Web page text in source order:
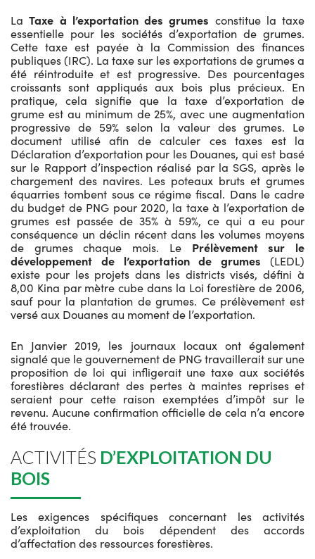
LaTaxe à l’exportation des grumes constitue la taxe
essentielle pour les sociétés d’exportation de grumes.
Cette taxe est payée à la Commission des finances
publiques (IRC). La taxe sur les exportations de grumes a
été réintroduite et est progressive. Des pourcentages
croissants sont appliqués aux bois plus précieux. En
pratique, cela signifie que la taxe d’exportation de
grume est au minimum de 25%, avec une augmentation
progressive de 59% selon la valeur des grumes. Le
document utilisé afin de calculer ces taxes est la
Déclaration d’exportation pour les Douanes, qui est basé
sur le Rapport d’inspection réalisé par la SGS, après le
chargement des navires. Les poteaux bruts et grumes
équarries tombent sous ce régime fiscal. Dans le cadre
du budget de PNG pour 2020, la taxe à l’exportation de
grumes est passée de 35% à 59%, ce qui a eu pour
conséquence un déclin récent dans les volumes moyens
de grumes chaque mois. Le Prélèvement sur le
développement de l’exportation de grumes (LEDL)
existe pour les projets dans les districts visés, défini à
8,00 Kina par mètre cube dans la Loi forestière de 2006,
sauf pour la plantation de grumes. Ce prélèvement est
versé aux Douanes au moment de l’exportation.
En Janvier 2019, les journaux locaux ont également
signalé que le gouvernement de PNG travaillerait sur une
proposition de loi qui infligerait une taxe aux sociétés
forestières déclarant des pertes à maintes reprises et
seraient pour cette raison exemptées d’impôt sur le
revenu. Aucune confirmation officielle de cela n’a encore
été trouvée.
ACTIVITÉS D’EXPLOITATION DU
BOIS
Les exigences spécifiques concernant les activités
d’exploitation du bois dépendent des accords
d’affectation des ressources forestières.